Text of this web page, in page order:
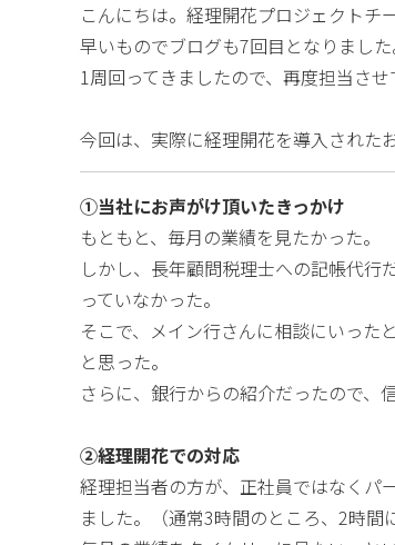
こんにちは。経理開花プロジェクトチ
早いものでブログも7回目となりました
1周回ってきましたので、再度担当させ
今回は、実際に経理開花を導入された
①当社にお声がけ頂いたきっかけ
もともと、毎月の業績を見たかった。
しかし、長年顧問税理士への記帳代
っていなかった。
そこで、メイン行さんに相談にいった
と思った。
さらに、銀行からの紹介だったので、
②経理開花での対応
経理担当者の方が、正社員ではなくパ
ました。（通常3時間のところ、2時間